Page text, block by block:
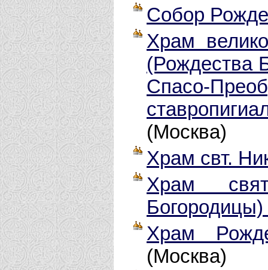
Собор
Храм
(Рождества
Спасо-
(Москва)
Храм свт.
Храм
Богородицы)
Храм
(Москва)